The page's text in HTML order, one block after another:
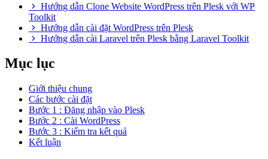
Hướng dẫn Clone Website WordPress trên Plesk với WP
Toolkit
Hướng dẫn cài đặt WordPress trên Plesk
Hướng dẫn cài Laravel trên Plesk bằng Laravel Toolkit
Mục lục
Giới thiệu chung
Các bước cài đặt
Bước 1 : Đăng nhập vào Plesk
Bước 2 : Cài WordPress
Bước 3 : Kiểm tra kết quả
Kết luận